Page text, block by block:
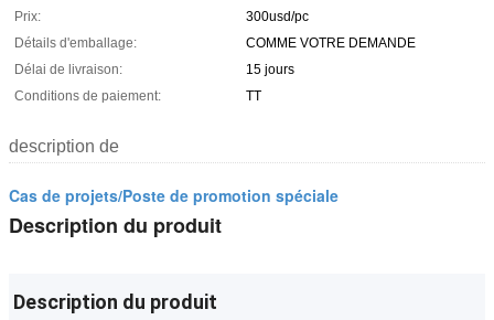
Prix:
300usd/pc
Détails d'emballage:
COMME VOTRE DEMANDE
Délai de livraison:
15 jours
Conditions de paiement:
TT
description de
Cas de projets/Poste de promotion spéciale
Description du produit
Description du produit